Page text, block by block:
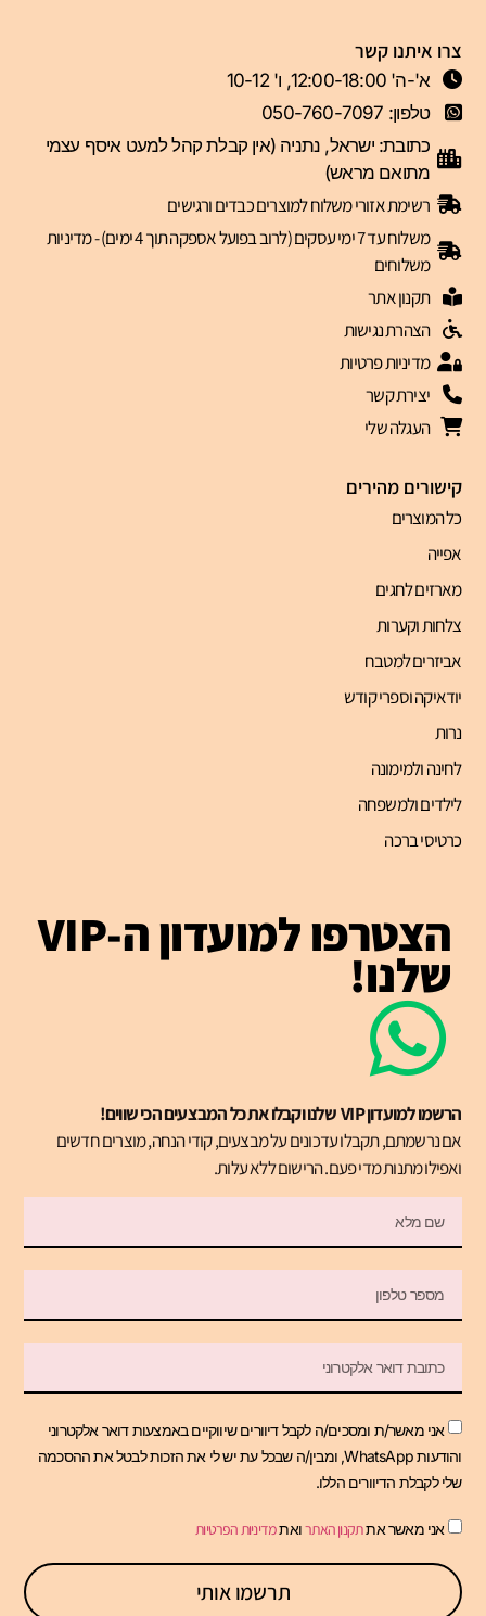
קישורים מהירים
כל המוצרים
אפייה
מארזים לחגים
צלחות וקערות
אביזרים למטבח
יודאיקה וספרי קודש
נרות
לחינה ולמימונה
לילדים ולמשפחה
כרטיסי ברכה
צרו איתנו קשר
א'-ה' 12:00-18:00, ו' 10-12
טלפון: 050-760-7097
כתובת: ישראל, נתניה (אין קבלת קהל למעט איסף עצמי
מתואם מראש)
רשימת אזורי משלוח למוצרים כבדים ורגישים
משלוח עד 7 ימי עסקים (לרוב בפועל אספקה תוך 4 ימים) - מדיניות
משלוחים
תקנון אתר
הצהרת נגישות
מדיניות פרטיות
יצירת קשר
העגלה שלי
הצטרפו למועדון ה-VIP
שלנו!
הרשמו למועדון VIP שלנו וקבלו את כל המבצעים הכי שווים!
אם נרשמתם, תקבלו עדכונים על מבצעים, קודי הנחה, מוצרים חדשים
ואפילו מתנות מדי פעם. הרישום ללא עלות.
אני מאשר/ת ומסכים/ה לקבל דיוורים שיווקיים באמצעות דואר אלקטרוני
והודעות WhatsApp, ומבין/ה שבכל עת יש לי את הזכות לבטל את ההסכמה
שלי לקבלת הדיוורים הללו.
אני מאשר אתתקנון האתרואתמדיניות הפרטיות
תרשמו אותי